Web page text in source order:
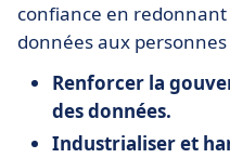
confiance en
données aux
Renforcer la
des données.
Industrialiser et